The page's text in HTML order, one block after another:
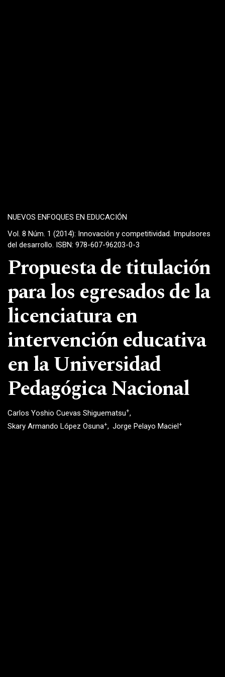
NUEVOS ENFOQUES EN EDUCACIÓN
Vol. 8 Núm. 1 (2014): Innovación y competitividad. Impulsores
del desarrollo. ISBN: 978-607-96203-0-3
Propuesta de titulación
para los egresados de la
licenciatura en
intervención educativa
en la Universidad
Pedagógica Nacional
Carlos Yoshio Cuevas Shiguematsu+
Skary Armando López Osuna+ Jorge Pelayo Maciel +